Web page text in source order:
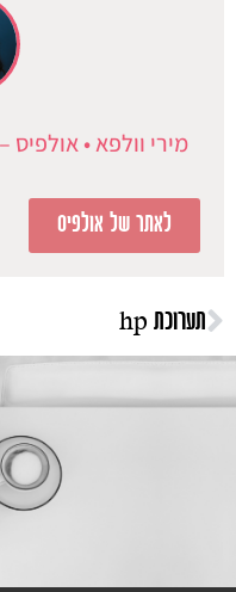
מירי וולפא •
לאתר של אולפיס
תערוכת hp